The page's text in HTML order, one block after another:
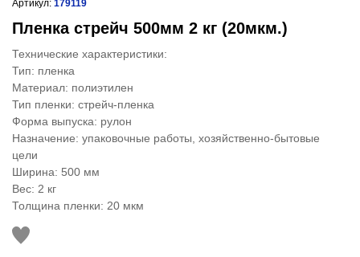
Артикул: 179119
Пленка стрейч 500мм 2 кг (20мкм.)
Технические характеристики:
Тип: пленка
Материал: полиэтилен
Тип пленки: стрейч-пленка
Форма выпуска: рулон
Назначение: упаковочные работы, хозяйственно-бытовые
цели
Ширина: 500 мм
Вес: 2 кг
Толщина пленки: 20 мкм